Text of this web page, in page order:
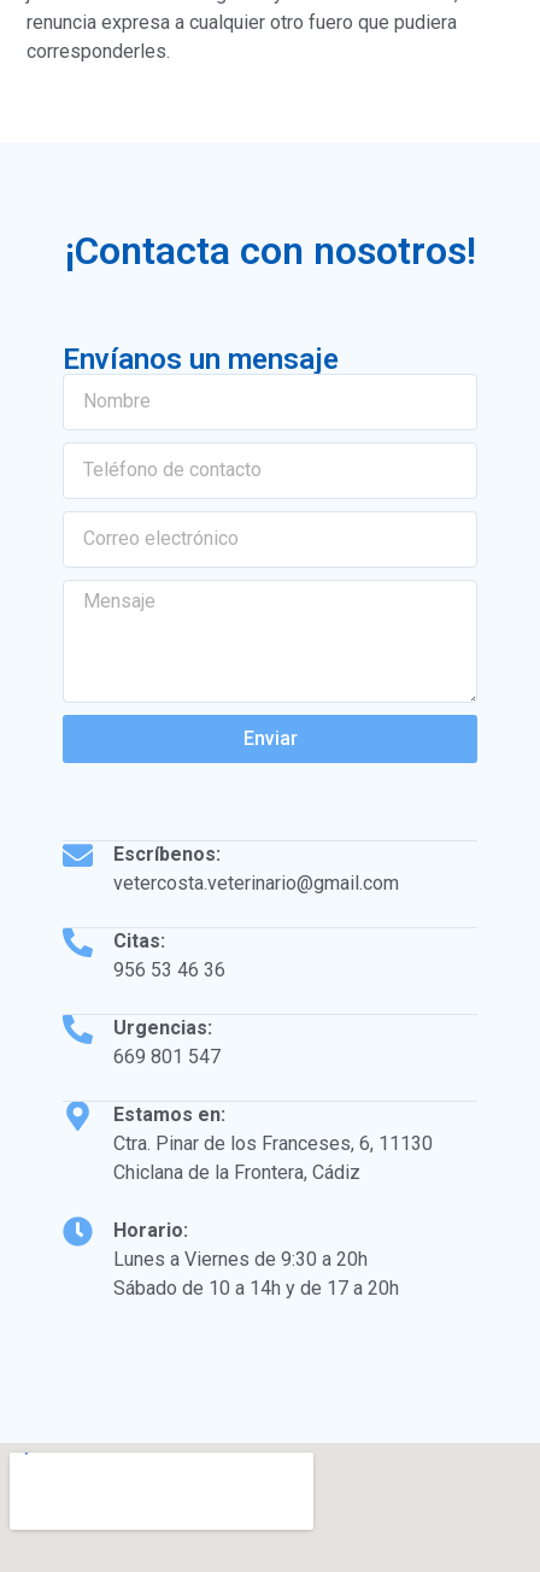
renuncia expresa a cualquier otro fuero que pudiera
corresponderles.
¡Contacta con nosotros!
Escríbenos:
vetercosta.veterinario@gmail.com
Citas:
‪‪956 53 46 36
Urgencias:
669 801 547
Estamos en:
Ctra. Pinar de los Franceses, 6, 11130
Chiclana de la Frontera, Cádiz
Horario:
Lunes a Viernes de 9:30 a 20h
Sábado de 10 a 14h y de 17 a 20h
Envíanos un mensaje
Enviar